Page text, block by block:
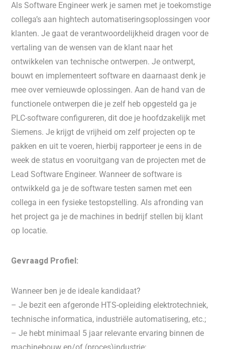
Als Software Engineer werk je samen met je toekomstige
collega’s aan hightech automatiseringsoplossingen voor
klanten. Je gaat de verantwoordelijkheid dragen voor de
vertaling van de wensen van de klant naar het
ontwikkelen van technische ontwerpen. Je ontwerpt,
bouwt en implementeert software en daarnaast denk je
mee over vernieuwde oplossingen. Aan de hand van de
functionele ontwerpen die je zelf heb opgesteld ga je
PLC-software configureren, dit doe je hoofdzakelijk met
Siemens. Je krijgt de vrijheid om zelf projecten op te
pakken en uit te voeren, hierbij rapporteer je eens in de
week de status en vooruitgang van de projecten met de
Lead Software Engineer. Wanneer de software is
ontwikkeld ga je de software testen samen met een
collega in een fysieke testopstelling. Als afronding van
het project ga je de machines in bedrijf stellen bij klant
op locatie.
Gevraagd Profiel:
Wanneer ben je de ideale kandidaat?
– Je bezit een afgeronde HTS-opleiding elektrotechniek,
technische informatica, industriële automatisering, etc.;
– Je hebt minimaal 5 jaar relevante ervaring binnen de